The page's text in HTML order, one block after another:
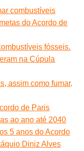
combustíveis
do Acordo de
fósseis.
na Cúpula
assim como fumar,
de Paris
ao ano até 2040
5 anos do Acordo
Diniz Alves